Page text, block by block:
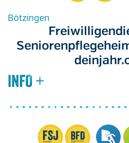
Bötzingen